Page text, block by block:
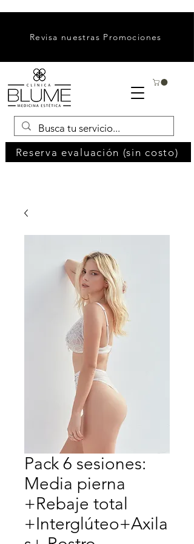
Reserva evaluación (sin costo)
Revisa nuestras Promociones
Pack 6 sesiones:
Media pierna
+Rebaje total
+Interglúteo+Axila